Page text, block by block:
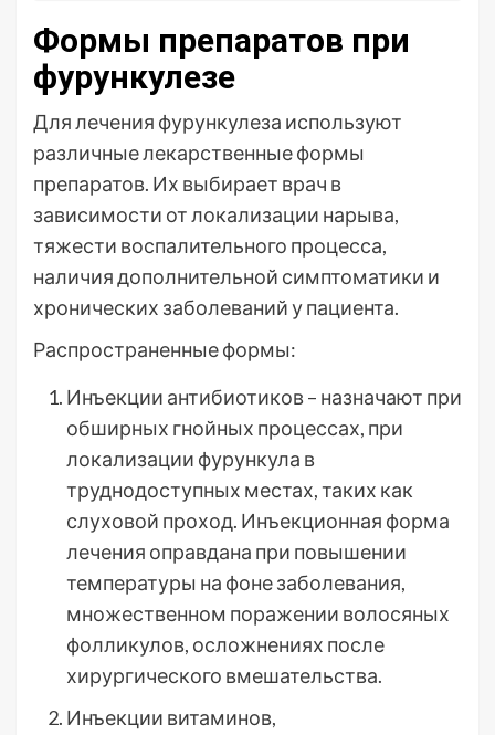
Формы препаратов при
фурункулезе
Для лечения фурункулеза используют
различные лекарственные формы
препаратов. Их выбирает врач в
зависимости от локализации нарыва,
тяжести воспалительного процесса,
наличия дополнительной симптоматики и
хронических заболеваний у пациента.
Распространенные формы:
Инъекции антибиотиков – назначают при
обширных гнойных процессах, при
локализации фурункула в
труднодоступных местах, таких как
слуховой проход. Инъекционная форма
лечения оправдана при повышении
температуры на фоне заболевания,
множественном поражении волосяных
фолликулов, осложнениях после
хирургического вмешательства.
Инъекции витаминов,